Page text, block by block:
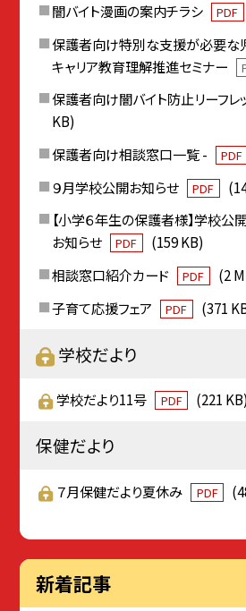
闇バイト漫画の案内チラシ PDF
保護者向け特別な支援が必要な
キャリア教育理解推進セミナー
保護者向け闇バイト防止リーフレ
KB)
保護者向け相談窓口一覧 -
PDF
９月学校公開お知らせ
PDF
【小学６年生の保護者様】学校
お知らせ
PDF
(159 KB)
相談窓口紹介カード
PDF
(2
子育て応援フェア
PDF (371
学校だより
学校だより11号 PDF (221 KB)
保健だより
７月保健だより夏休み PDF
新着記事